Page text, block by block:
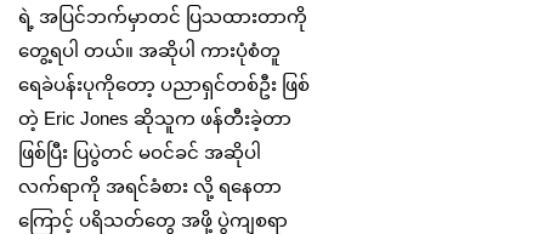
ရဲ့ အပြင်ဘက်မှာတင် ပြသထားတာကို
တွေ့ရပါ တယ်။ အဆိုပါ ကားပုံစံတူ
ရေခဲပန်းပုကိုတော့ ပညာရှင်တစ်ဦး ဖြစ်
တဲ့ Eric Jones ဆိုသူက ဖန်တီးခဲ့တာ
ဖြစ်ပြီး ပြပွဲတင် မဝင်ခင် အဆိုပါ
လက်ရာကို အရင်ခံစား လို့ ရနေတာ
ကြောင့် ပရိသတ်တွေ အဖို့ ပွဲကျစရာ